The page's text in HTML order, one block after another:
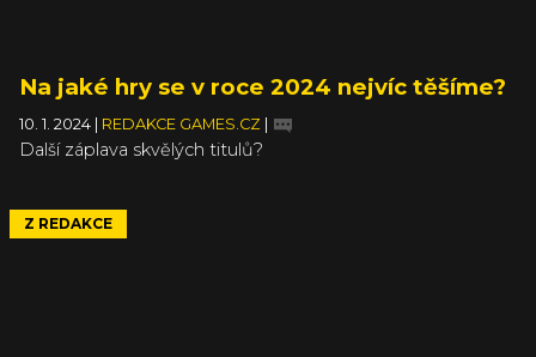
Na jaké hry se v roce 2024 nejvíc těšíme?
10. 1. 2024 REDAKCE GAMES.CZ
Další záplava skvělých titulů?
Z REDAKCE